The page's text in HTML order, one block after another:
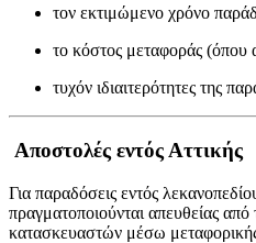
τον εκτιμώμενο χρόνο
το κόστος μεταφοράς (όπου
τυχόν ιδιαιτερότητες της
Αποστολές εντός Αττικής
Για παραδόσεις εντός
πραγματοποιούνται απευθείας από
κατασκευαστών μέσω μεταφορικής